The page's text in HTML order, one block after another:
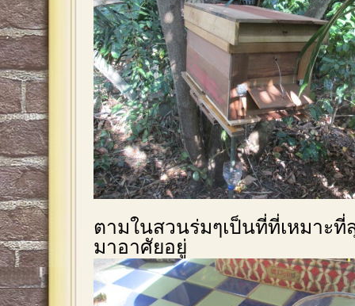
ตามในสวนร่มๆเป็นที่ที่เหมาะที่
มาอาศัยอยู่